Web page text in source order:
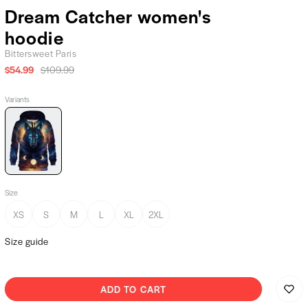
Dream Catcher women's
hoodie
Bittersweet Paris
$54.99 $109.99
Variants
Dream
Catcher
women's
hoodie,
Bittersweet
Paris
Size
XS S M L XL 2XL
Size guide
ADD TO CART